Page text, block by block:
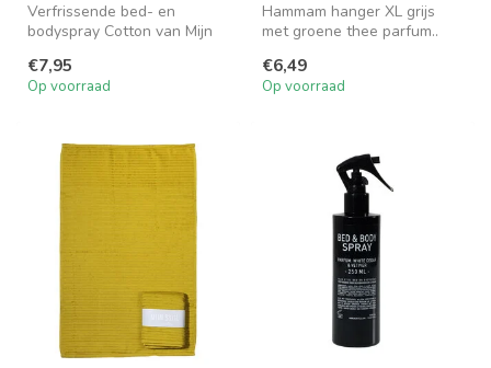
Verfrissende bed- en
bodyspray Cotton van Mijn
beddengoed,...
€7,95
Op voorraad
Hammam hanger XL grijs
met groene thee parfum..
€6,49
Op voorraad